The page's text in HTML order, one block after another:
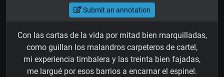
Submit an annotation
Con las cartas de la vida por mitad bien marquilladas,
como guillan los malandros carpeteros de cartel,
mi experiencia timbalera y las treinta bien fajadas,
me largué por esos barrios a encarnar el espinel.